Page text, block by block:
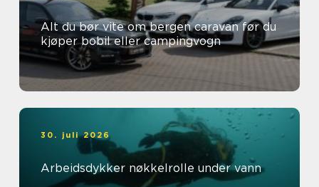
Alt du bør vite om bergen caravan før du
kjøper bobil eller campingvogn
30. juli 2026
Arbeidsdykker nøkkelrolle under vann